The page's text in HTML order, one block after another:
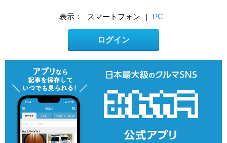
表示： スマートフォン PC
ログイン